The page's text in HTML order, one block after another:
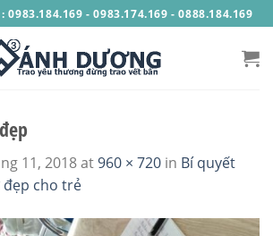
0983.184.169 - 0983.174.169 - 0888.184.169
11, 2018at960 × 720 in Bí quyết
đẹp cho trẻ